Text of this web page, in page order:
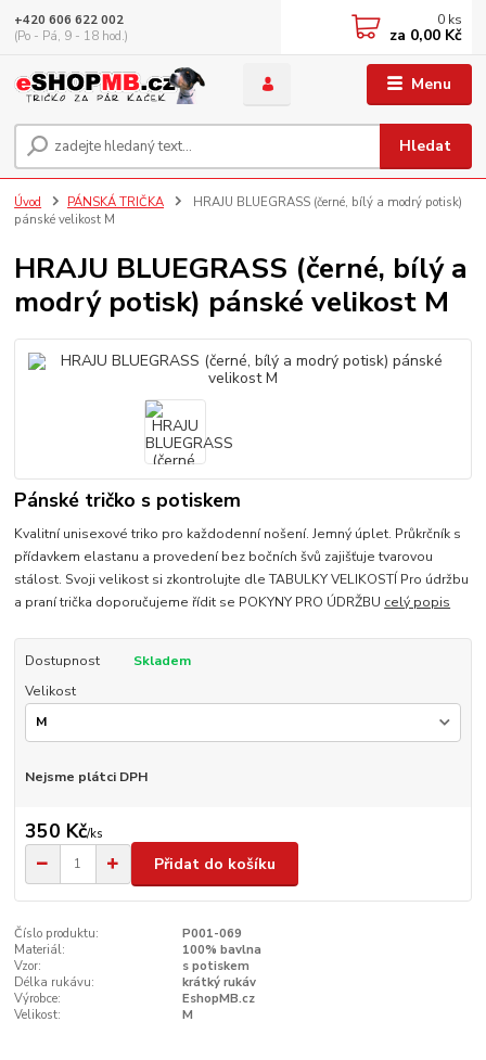
Menu
Hledat
+420 606 622 002
(Po - Pá, 9 - 18 hod.)
0 ks
za 0,00 Kč
Úvod PÁNSKÁ TRIČKA
HRAJU BLUEGRASS (černé, bílý a modrý potisk)
pánské velikost M
HRAJU BLUEGRASS (černé, bílý a
modrý potisk) pánské velikost M
Pánské tričko s potiskem
Kvalitní unisexové triko pro každodenní nošení. Jemný úplet. Průkrčník s
přídavkem elastanu a provedení bez bočních švů zajišťuje tvarovou
stálost. Svoji velikost si zkontrolujte dle TABULKY VELIKOSTÍ Pro údržbu
a praní trička doporučujeme řídit se POKYNY PRO ÚDRŽBU celý popis
Dostupnost
Skladem
Velikost
Nejsme plátci DPH
350 Kč/ks
Přidat do košíku
Číslo produktu:
P001-069
Materiál:
100% bavlna
Vzor:
s potiskem
Délka rukávu:
krátký rukáv
Výrobce:
EshopMB.cz
Velikost:
M